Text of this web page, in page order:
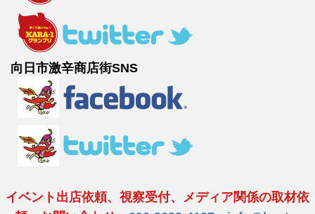
向日市激辛商店街SNS
イベント出店依頼、視察受付、メディア関係の取材依